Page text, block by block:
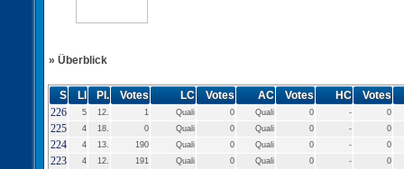
» Überblick
S LI Pl. Votes LC Votes AC Votes HC
Votes
226
5 12. 1 Quali 0 Quali 0 - 0
225 4 18. 0 Quali 0 Quali 0 - 0
224 4 13. 190 Quali 0 Quali 0 - 0
223 4 12. 191 Quali 0 Quali 0 - 0